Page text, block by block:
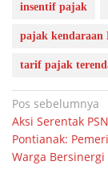
insentif pajak
pajak kendaraan
tarif pajak
Navigasi
pos
Pos sebelumnya
Aksi Serentak
Pontianak:
Warga Bersinergi